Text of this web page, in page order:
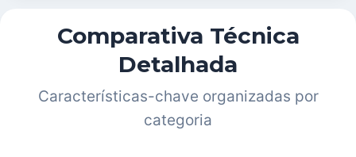
Comparativa Técnica
Detalhada
Características-chave organizadas por
categoria